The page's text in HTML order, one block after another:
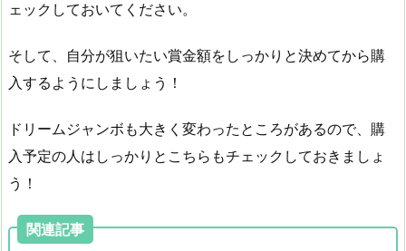
ェックしておいてください。
そして、自分が狙いたい賞金額をしっかりと決めてから購
入するようにしましょう！
ドリームジャンボも大きく変わったところがあるので、購
入予定の人はしっかりとこちらもチェックしておきましょ
う！
関連記事